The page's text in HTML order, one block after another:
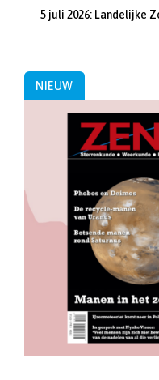
5 juli 2026: Landelijke
NIEUW